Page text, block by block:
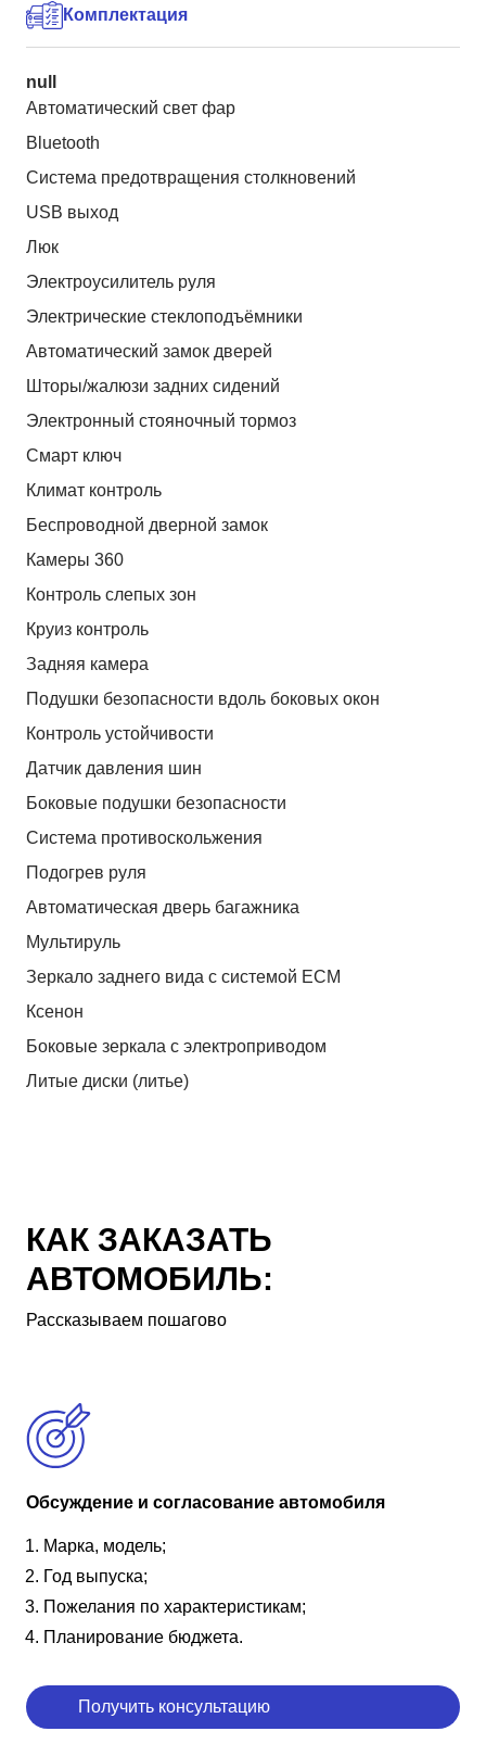
Комплектация
null
Автоматический свет фар
Bluetooth
Система предотвращения столкновений
USB выход
Люк
Электроусилитель руля
Электрические стеклоподъёмники
Автоматический замок дверей
Шторы/жалюзи задних сидений
Электронный стояночный тормоз
Смарт ключ
Климат контроль
Беспроводной дверной замок
Камеры 360
Контроль слепых зон
Круиз контроль
Задняя камера
Подушки безопасности вдоль боковых окон
Контроль устойчивости
Датчик давления шин
Боковые подушки безопасности
Система противоскольжения
Подогрев руля
Автоматическая дверь багажника
Мультируль
Зеркало заднего вида с системой ЕСМ
Ксенон
Боковые зеркала с электроприводом
Литые диски (литье)
КАК ЗАКАЗАТЬ
АВТОМОБИЛЬ:
Рассказываем пошагово
Обсуждение и согласование автомобиля
Марка, модель;
Год выпуска;
Пожелания по характеристикам;
Планирование бюджета.
Получить консультацию